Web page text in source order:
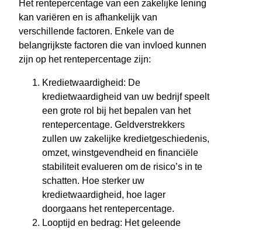
Het rentepercentage van een zakelijke lening
kan variëren en is afhankelijk van
verschillende factoren. Enkele van de
belangrijkste factoren die van invloed kunnen
zijn op het rentepercentage zijn:
Kredietwaardigheid: De
kredietwaardigheid van uw bedrijf speelt
een grote rol bij het bepalen van het
rentepercentage. Geldverstrekkers
zullen uw zakelijke kredietgeschiedenis,
omzet, winstgevendheid en financiële
stabiliteit evalueren om de risico’s in te
schatten. Hoe sterker uw
kredietwaardigheid, hoe lager
doorgaans het rentepercentage.
Looptijd en bedrag: Het geleende